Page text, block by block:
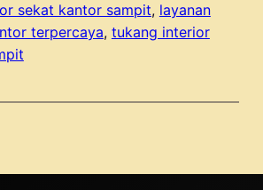
sekat kantor sampit, layanan
terpercaya, tukang interior